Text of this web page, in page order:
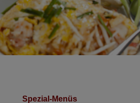
Spezial-Menüs